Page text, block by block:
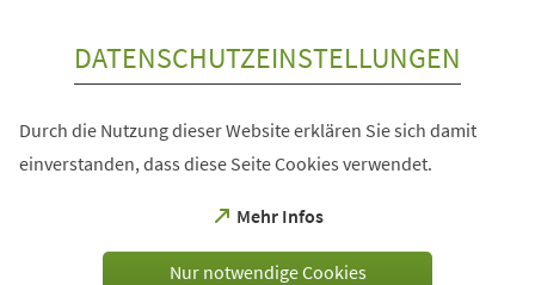
DATENSCHUTZEINSTELLUNGEN
Durch die Nutzung dieser Website erklären Sie sich damit
einverstanden, dass diese Seite Cookies verwendet.
Mehr Infos
(Öffnet
einem
Nur notwendige Cookies